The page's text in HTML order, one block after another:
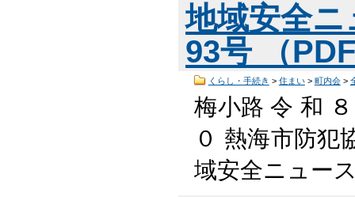
地域安全ニ
93号 （
くらし・手続き > 住まい> 町内会>
梅小路 令 和
０ 熱海市防
域安全ニュー